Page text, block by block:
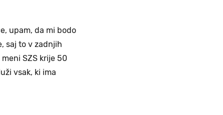
upam, da mi bodo
saj to v zadnjih
SZS krije 50
vsak, ki ima